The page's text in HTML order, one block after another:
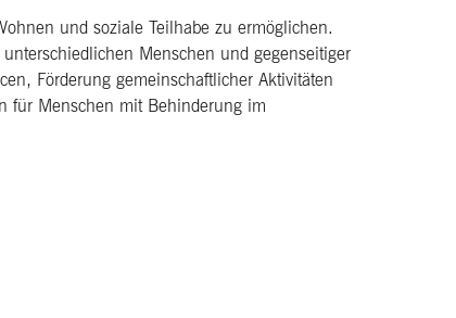
und soziale Teilhabe zu ermöglichen.
Menschen und gegenseitiger
Förderung gemeinschaftlicher Aktivitäten
für Menschen mit Behinderung im